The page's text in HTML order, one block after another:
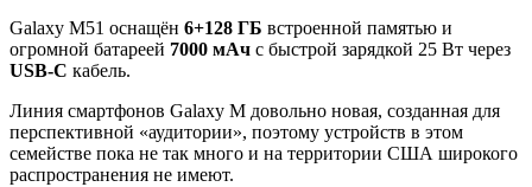
Galaxy M51 оснащён 6+128 ГБ встроенной памятью и
огромной батареей 7000 мАч с быстрой зарядкой 25 Вт через
USB-C кабель.
Линия смартфонов Galaxy M довольно новая, созданная для
перспективной «аудитории», поэтому устройств в этом
семействе пока не так много и на территории США широкого
распространения не имеют.